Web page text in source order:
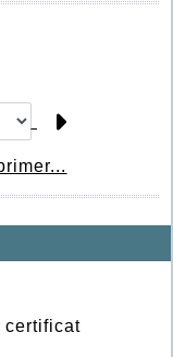
certificat